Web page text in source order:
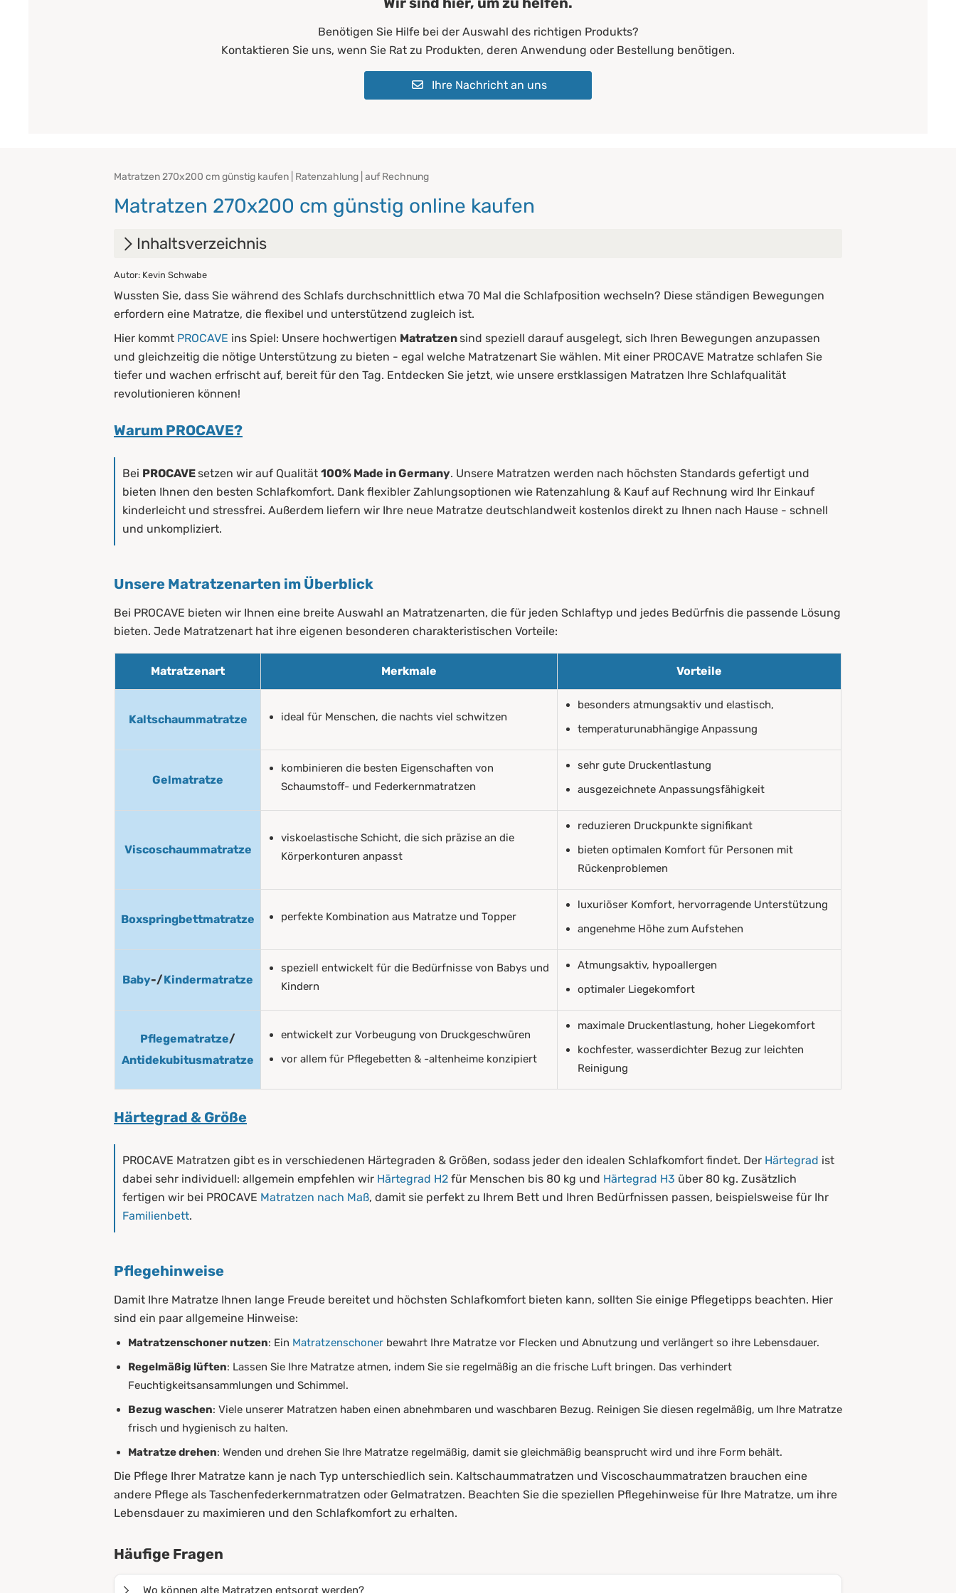
Benötigen Sie Hilfe bei der Auswahl des richtigen Produkts?
Kontaktieren Sie uns, wenn Sie Rat zu Produkten, deren Anwendung oder Bestellung benötigen.
Ihre Nachricht an uns
Matratzen 270x200 cm günstig kaufen | Ratenzahlung | auf Rechnung
Matratzen 270x200 cm günstig online kaufen
Inhaltsverzeichnis
1. Unsere Matratzenarten im Überblick
2. Pflegehinweise
Autor: Kevin Schwabe
Wussten Sie, dass Sie während des Schlafs durchschnittlich etwa 70 Mal die Schlafposition wechseln? Diese ständigen Bewegungen
erfordern eine Matratze, die flexibel und unterstützend zugleich ist.
Hier kommt PROCAVE ins Spiel: Unsere hochwertigen Matratzensind speziell darauf ausgelegt, sich Ihren Bewegungen anzupassen
und gleichzeitig die nötige Unterstützung zu bieten - egal welche Matratzenart Sie wählen. Mit einer PROCAVE Matratze schlafen Sie
tiefer und wachen erfrischt auf, bereit für den Tag. Entdecken Sie jetzt, wie unsere erstklassigen Matratzen Ihre Schlafqualität
revolutionieren können!
Warum PROCAVE?
Bei PROCAVEsetzen wir auf Qualität 100% Made in Germany. Unsere Matratzen werden nach höchsten Standards gefertigt und
bieten Ihnen den besten Schlafkomfort. Dank flexibler Zahlungsoptionen wie Ratenzahlung & Kauf auf Rechnung wird Ihr Einkauf
kinderleicht und stressfrei. Außerdem liefern wir Ihre neue Matratze deutschlandweit kostenlos direkt zu Ihnen nach Hause - schnell
und unkompliziert.
Unsere Matratzenarten im Überblick
Bei PROCAVE bieten wir Ihnen eine breite Auswahl an Matratzenarten, die für jeden Schlaftyp und jedes Bedürfnis die passende Lösung
bieten. Jede Matratzenart hat ihre eigenen besonderen charakteristischen Vorteile:
Matratzenart Merkmale Vorteile
Kaltschaummatratze ideal für Menschen, die nachts viel schwitzen
besonders atmungsaktiv und elastisch,
temperaturunabhängige Anpassung
Gelmatratze
kombinieren die besten Eigenschaften von
Schaumstoff- und Federkernmatratzen
sehr gute Druckentlastung
ausgezeichnete Anpassungsfähigkeit
Viscoschaummatratze
viskoelastische Schicht, die sich präzise an die
Körperkonturen anpasst
reduzieren Druckpunkte signifikant
bieten optimalen Komfort für Personen mit
Rückenproblemen
Boxspringbettmatratze perfekte Kombination aus Matratze und Topper
luxuriöser Komfort, hervorragende Unterstützung
angenehme Höhe zum Aufstehen
Baby-/Kindermatratze
speziell entwickelt für die Bedürfnisse von Babys und
Kindern
Atmungsaktiv, hypoallergen
optimaler Liegekomfort
Pflegematratze/
Antidekubitusmatratze
entwickelt zur Vorbeugung von Druckgeschwüren
vor allem für Pflegebetten & -altenheime konzipiert
maximale Druckentlastung, hoher Liegekomfort
kochfester, wasserdichter Bezug zur leichten
Reinigung
Härtegrad & Größe
PROCAVE Matratzen gibt es in verschiedenen Härtegraden & Größen, sodass jeder den idealen Schlafkomfort findet. Der Härtegrad ist
dabei sehr individuell: allgemein empfehlen wir Härtegrad H2 für Menschen bis 80 kg und Härtegrad H3 über 80 kg. Zusätzlich
fertigen wir bei PROCAVE Matratzen nach Maß, damit sie perfekt zu Ihrem Bett und Ihren Bedürfnissen passen, beispielsweise für Ihr
Familienbett.
Pflegehinweise
Damit Ihre Matratze Ihnen lange Freude bereitet und höchsten Schlafkomfort bieten kann, sollten Sie einige Pflegetipps beachten. Hier
sind ein paar allgemeine Hinweise:
Matratzenschoner nutzen: Ein Matratzenschoner bewahrt Ihre Matratze vor Flecken und Abnutzung und verlängert so ihre Lebensdauer.
Regelmäßig lüften: Lassen Sie Ihre Matratze atmen, indem Sie sie regelmäßig an die frische Luft bringen. Das verhindert
Feuchtigkeitsansammlungen und Schimmel.
Bezug waschen: Viele unserer Matratzen haben einen abnehmbaren und waschbaren Bezug. Reinigen Sie diesen regelmäßig, um Ihre Matratze
frisch und hygienisch zu halten.
Matratze drehen: Wenden und drehen Sie Ihre Matratze regelmäßig, damit sie gleichmäßig beansprucht wird und ihre Form behält.
Die Pflege Ihrer Matratze kann je nach Typ unterschiedlich sein. Kaltschaummatratzen und Viscoschaummatratzen brauchen eine
andere Pflege als Taschenfederkernmatratzen oder Gelmatratzen. Beachten Sie die speziellen Pflegehinweise für Ihre Matratze, um ihre
Lebensdauer zu maximieren und den Schlafkomfort zu erhalten.
Häufige Fragen
Wo können alte Matratzen entsorgt werden?